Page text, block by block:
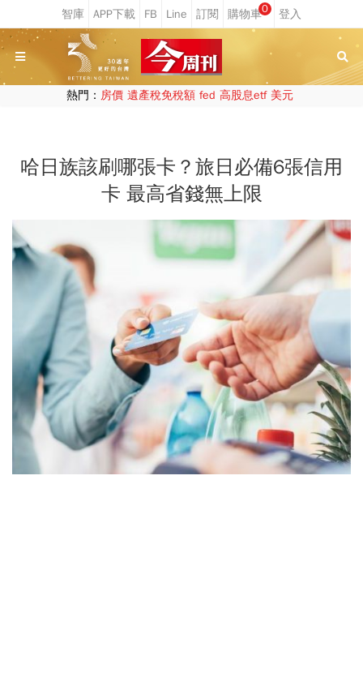
0
熱門： 房價 遺產稅免稅額 fed 高股息etf 美元
哈日族該刷哪張卡？旅日必備6張信用
卡 最高省錢無上限